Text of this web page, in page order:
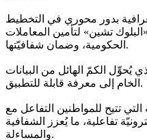
بدور محوري في التخطيط
تشين» لتأمين المعاملات
الحكومية، وضمان شفافيّتها.
يُحوِّل الكمّ الهائل من البيانات
الخام إلى معرفة قابلة للتطبيق.
التي تتيح للمواطنين التفاعل مع
تفاعلية، ما يُعزز الشفافية
والمساءلة.